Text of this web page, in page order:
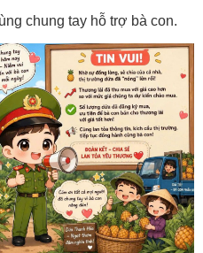
chung tay hỗ trợ bà con.